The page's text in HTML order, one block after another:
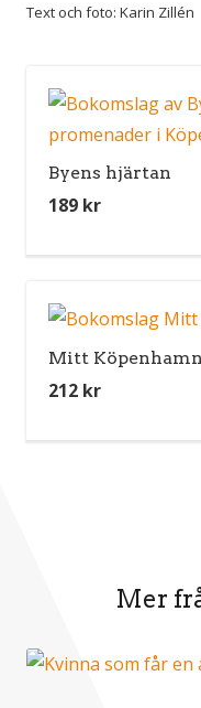
Text och foto: Karin Zillén
Byens hjärtan
189 kr
Mitt Köpenhamn
212 kr
Mer